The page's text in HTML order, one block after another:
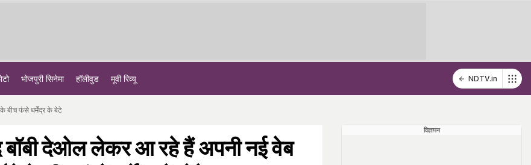
भोजपुरी सिनेमा हॉलीवुड मूवी रिव्यू NDTV.in
बीच फंसे धर्मेंद्र के बेटे
देओल लेकर आ रहे हैं अपनी नई वेब
विज्ञापन